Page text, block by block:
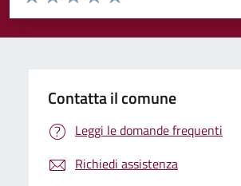
Valuta 5 stelle su 5
Valuta 4 stelle su 5
Valuta 3 stelle su 5
Valuta 2 stelle su 5
Valuta 1 stelle su 5
Contatta il comune
Leggi le domande frequenti
Richiedi assistenza